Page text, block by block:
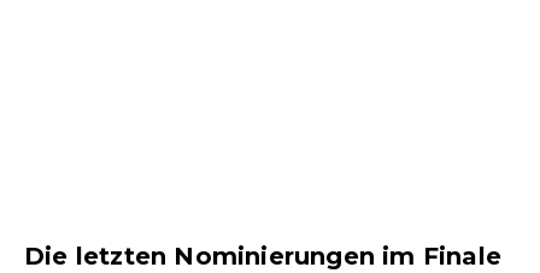
Die letzten Nominierungen im Finale